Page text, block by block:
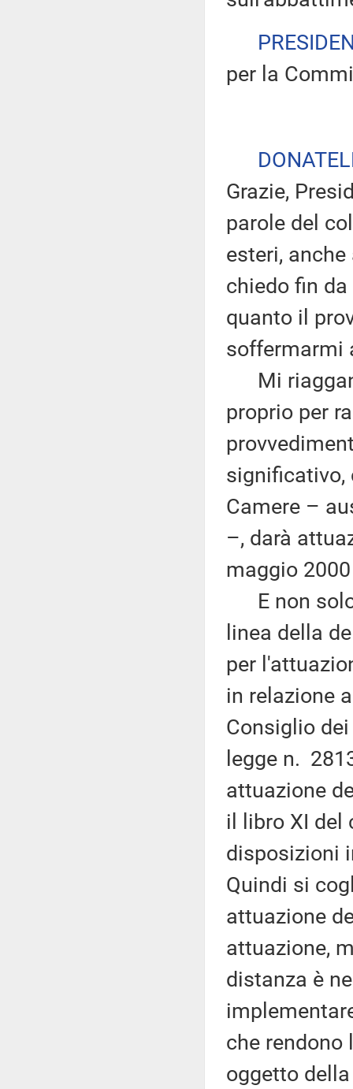
per la
Grazie,
parole del
esteri,
chiedo fin
quanto il
soffermarmi
Mi
proprio per
significativo,
Camere –
–, darà
maggio
E non
linea della
per
in relazione
Consiglio
legge n.
attuazione
il libro XI del
disposizioni
Quindi si
attuazione
attuazione,
distanza è
che rendono
oggetto